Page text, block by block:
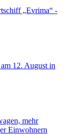
„Evrima“ -
12. August in
mehr
Einwohnern